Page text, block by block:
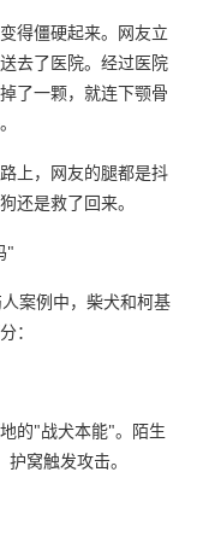
得僵硬起来。网友立
去了医院。经过医院
了一颗，就连下颚骨
上，网友的腿都是抖
还是救了回来。
"
案例中，柴犬和柯基
：
的"战犬本能"。陌生
窝触发攻击。